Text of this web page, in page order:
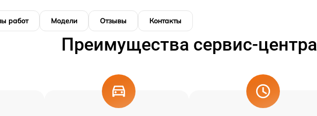
работ Модели Отзывы Контакты
Преимущества сервис-центра